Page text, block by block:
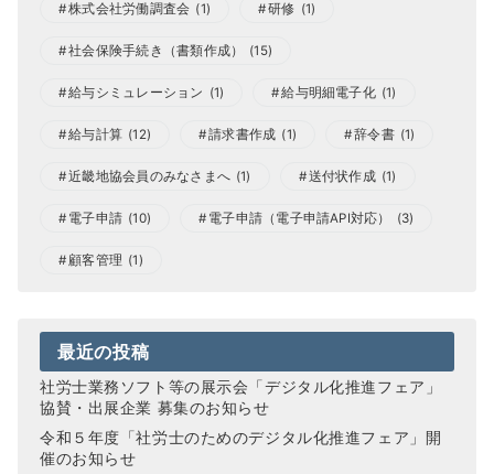
株式会社労働調査会 (1) 研修 (1)
社会保険手続き（書類作成） (15)
給与シミュレーション (1) 給与明細電子化 (1)
給与計算 (12) 請求書作成 (1) 辞令書 (1)
近畿地協会員のみなさまへ (1) 送付状作成 (1)
電子申請 (10) 電子申請（電子申請API対応） (3)
顧客管理 (1)
最近の投稿
社労士業務ソフト等の展示会「デジタル化推進フェア」
協賛・出展企業 募集のお知らせ
令和５年度「社労士のためのデジタル化推進フェア」開
催のお知らせ